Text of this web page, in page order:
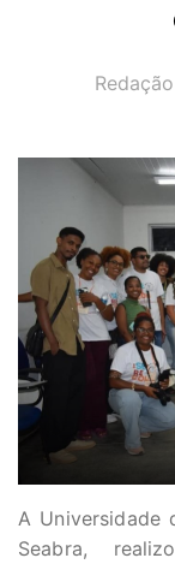
AUTOR(A):
Redação
A Universidade
Seabra,